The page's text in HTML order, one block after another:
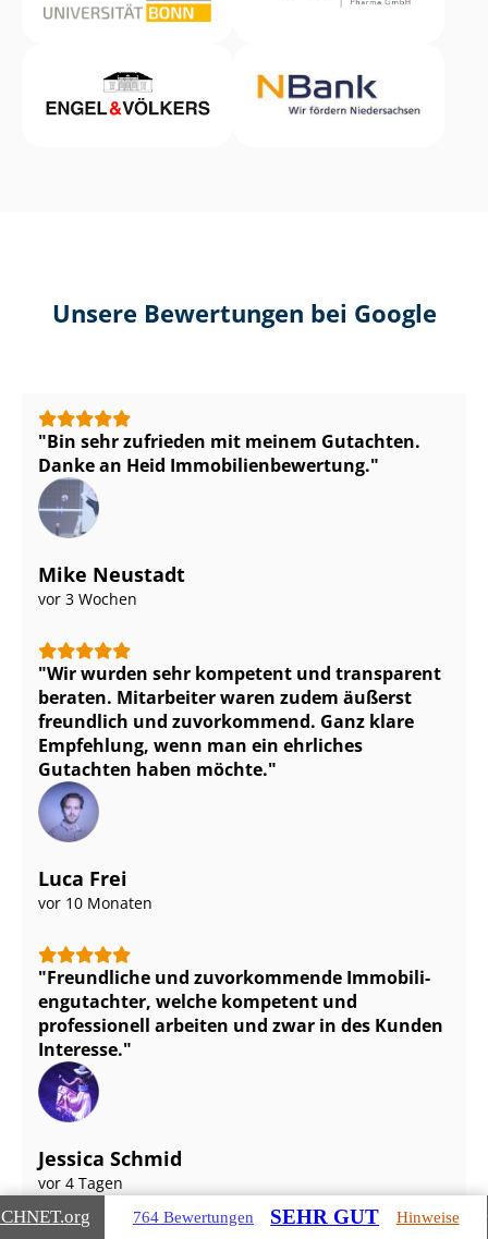
Unsere Bewertungen bei Google
Bin sehr zufrieden mit meinem Gutachten.
Danke an Heid Im­mo­bi­li­en­be­wer­tung.
Mike Neustadt
vor 3 Wochen
Wir wurden sehr kompetent und transparent
beraten. Mitarbeiter waren zudem äußerst
freundlich und zuvorkommend. Ganz klare
Empfehlung, wenn man ein ehrliches
Gutachten haben möchte.
Luca Frei
vor 10 Monaten
Freundliche und zuvorkommende Im­mo­bi­li­
en­gut­ach­ter, welche kompetent und
professionell arbeiten und zwar in des Kunden
Interesse.
Jessica Schmid
vor 4 Tagen
.org 764 Bewertungen SEHR GUT Hinweise